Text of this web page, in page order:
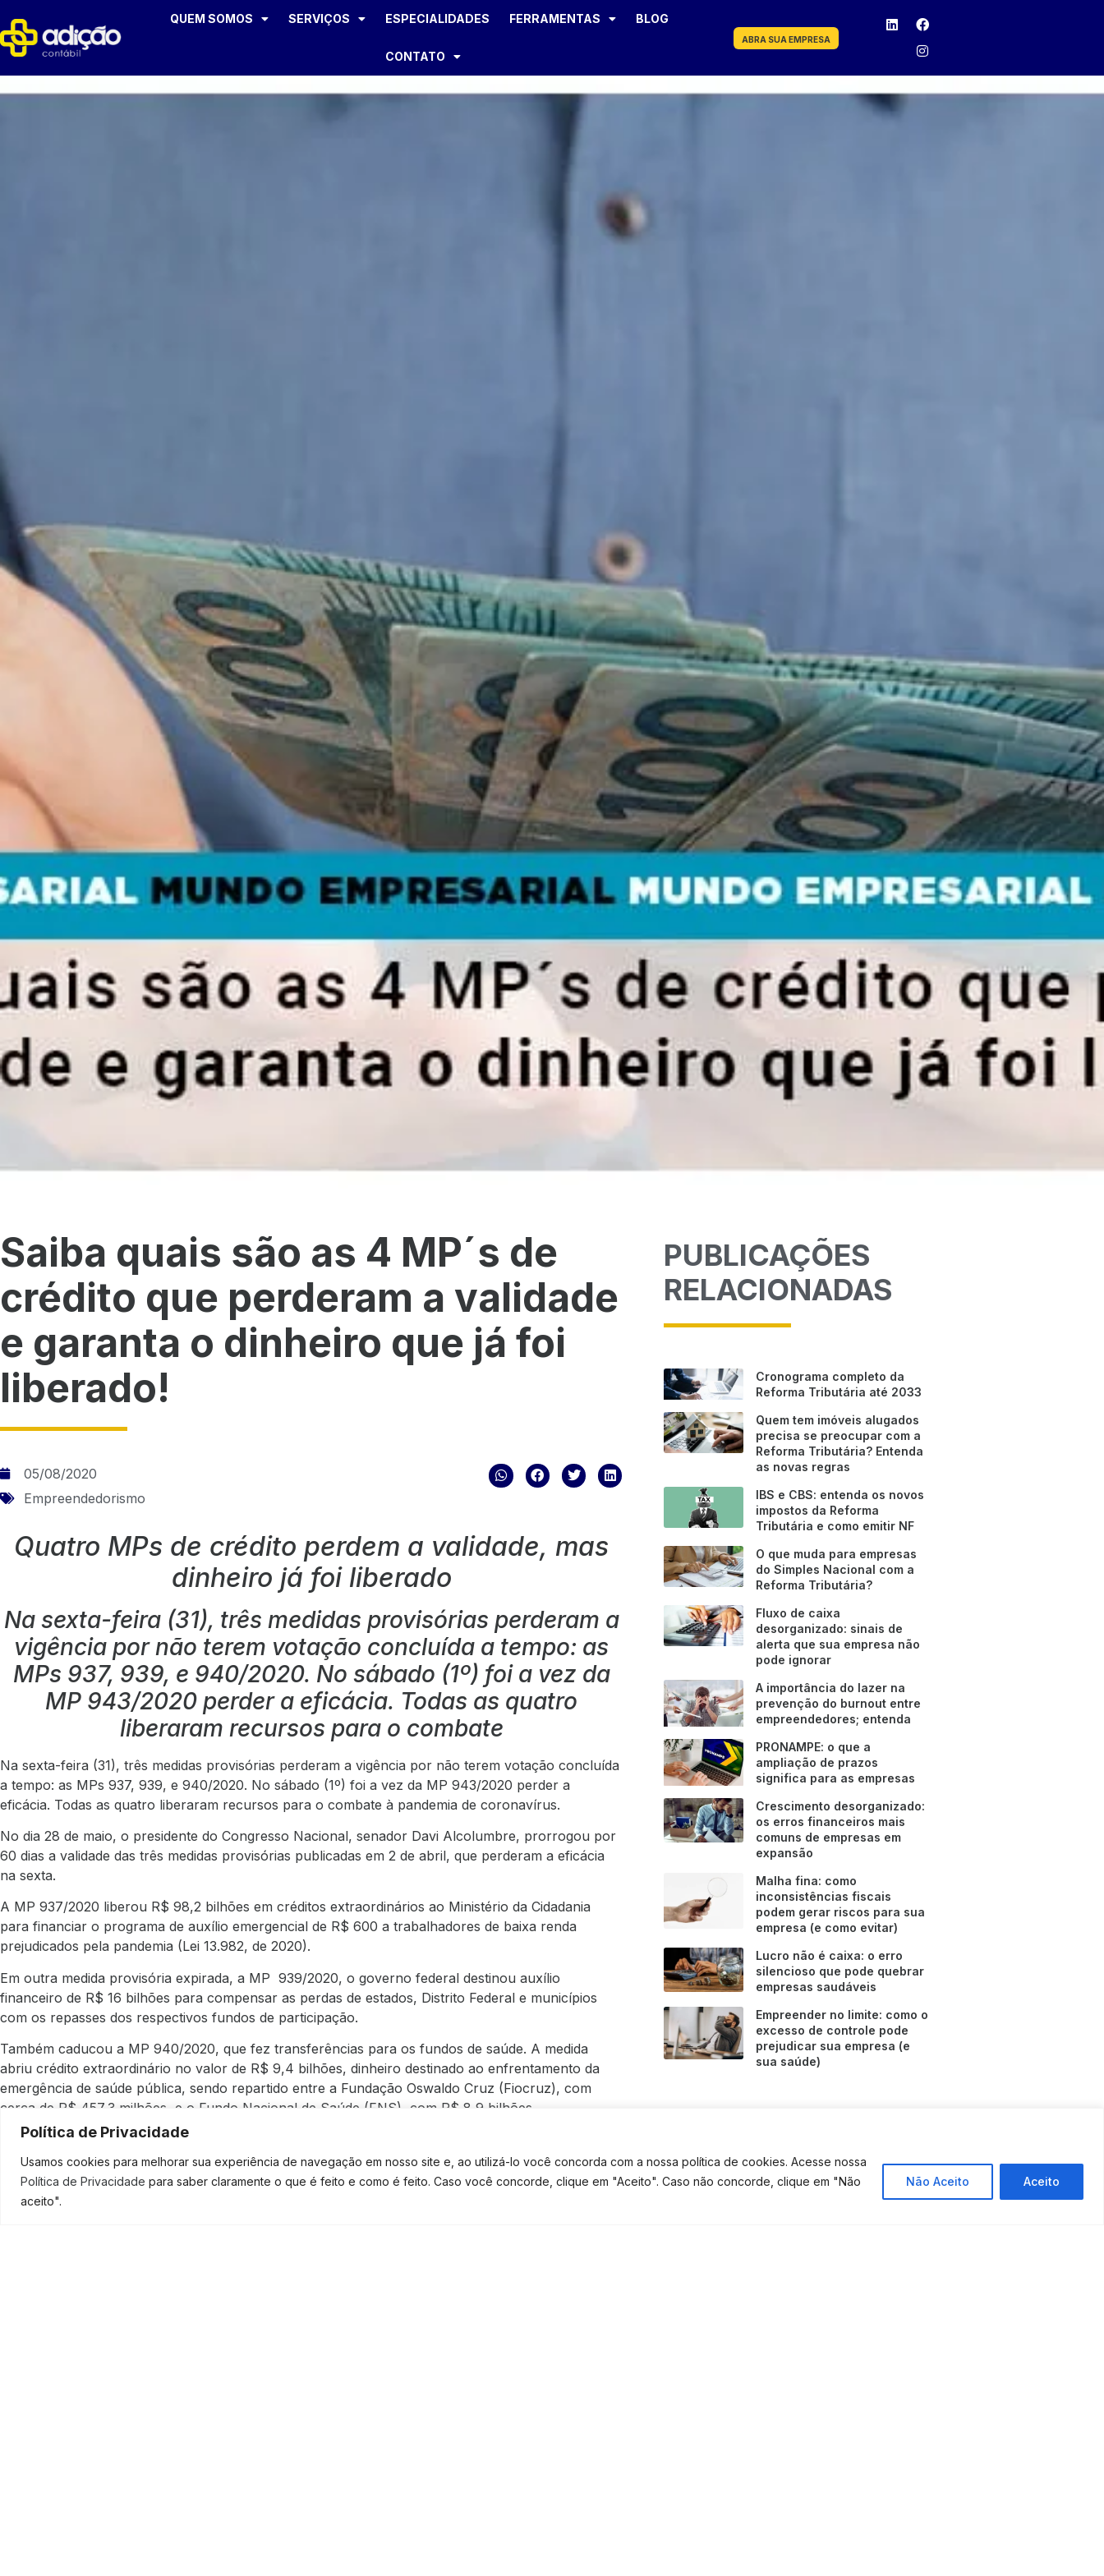
Política de Privacidade
Usamos cookies para melhorar sua experiência de navegação em nosso site e, ao utilizá-lo você concorda com a nossa política de cookies. Acesse nossa
Política de Privacidade para saber claramente o que é feito e como é feito. Caso você concorde, clique em "Aceito". Caso não concorde, clique em "Não
aceito".
Não Aceito Aceito
QUEM SOMOS SERVIÇOS ESPECIALIDADES FERRAMENTAS BLOG
CONTATO
ABRA SUA EMPRESA
Saiba quais são as 4 MP´s de
crédito que perderam a validade
e garanta o dinheiro que já foi
liberado!
05/08/2020
Empreendedorismo
Quatro MPs de crédito perdem a validade, mas
dinheiro já foi liberado
Na sexta-feira (31), três medidas provisórias perderam a
vigência por não terem votação concluída a tempo: as
MPs 937, 939, e 940/2020. No sábado (1º) foi a vez da
MP 943/2020 perder a eficácia. Todas as quatro
liberaram recursos para o combate
Na sexta-feira (31), três medidas provisórias perderam a vigência por não terem votação concluída
a tempo: as MPs 937, 939, e 940/2020. No sábado (1º) foi a vez da MP 943/2020 perder a
eficácia. Todas as quatro liberaram recursos para o combate à pandemia de coronavírus.
No dia 28 de maio, o presidente do Congresso Nacional, senador Davi Alcolumbre, prorrogou por
60 dias a validade das três medidas provisórias publicadas em 2 de abril, que perderam a eficácia
na sexta.
A MP 937/2020 liberou R$ 98,2 bilhões em créditos extraordinários ao Ministério da Cidadania
para financiar o programa de auxílio emergencial de R$ 600 a trabalhadores de baixa renda
prejudicados pela pandemia (Lei 13.982, de 2020).
Em outra medida provisória expirada, a MP 939/2020, o governo federal destinou auxílio
financeiro de R$ 16 bilhões para compensar as perdas de estados, Distrito Federal e municípios
com os repasses dos respectivos fundos de participação.
Também caducou a MP 940/2020, que fez transferências para os fundos de saúde. A medida
abriu crédito extraordinário no valor de R$ 9,4 bilhões, dinheiro destinado ao enfrentamento da
emergência de saúde pública, sendo repartido entre a Fundação Oswaldo Cruz (Fiocruz), com
cerca de R$ 457,3 milhões, e o Fundo Nacional de Saúde (FNS), com R$ 8,9 bilhões.
Já a MP 943/2020 foi publicada no dia 3 de abril para viabilizar a execução do Programa
Emergencial de Suporte a Empregos. A medida abriu crédito extraordinário de R$ 34 bilhões,
recursos destinados às pequenas e médias empresas financiarem o pagamento de folhas salariais
por dois meses, devido à crise econômica gerada pela covid-19.
PUBLICAÇÕES
RELACIONADAS
Cronograma completo da
Reforma Tributária até 2033
Quem tem imóveis alugados
precisa se preocupar com a
Reforma Tributária? Entenda
as novas regras
IBS e CBS: entenda os novos
impostos da Reforma
Tributária e como emitir NF
O que muda para empresas
do Simples Nacional com a
Reforma Tributária?
Fluxo de caixa
desorganizado: sinais de
alerta que sua empresa não
pode ignorar
A importância do lazer na
prevenção do burnout entre
empreendedores; entenda
PRONAMPE: o que a
ampliação de prazos
significa para as empresas
Crescimento desorganizado:
os erros financeiros mais
comuns de empresas em
expansão
Malha fina: como
inconsistências fiscais
podem gerar riscos para sua
empresa (e como evitar)
Lucro não é caixa: o erro
silencioso que pode quebrar
empresas saudáveis
Empreender no limite: como o
excesso de controle pode
prejudicar sua empresa (e
sua saúde)
Fale Conosco